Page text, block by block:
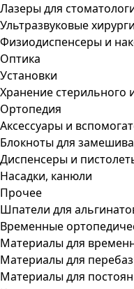
Лазеры для
Ультразвуковые
Физиодиспенсеры и
Оптика
Установки
Хранение стерильного
Ортопедия
Аксессуары и
Блокноты для
Диспенсеры и
Насадки, канюли
Прочее
Шпатели для
Временные
Материалы для
Материалы для
Материалы для